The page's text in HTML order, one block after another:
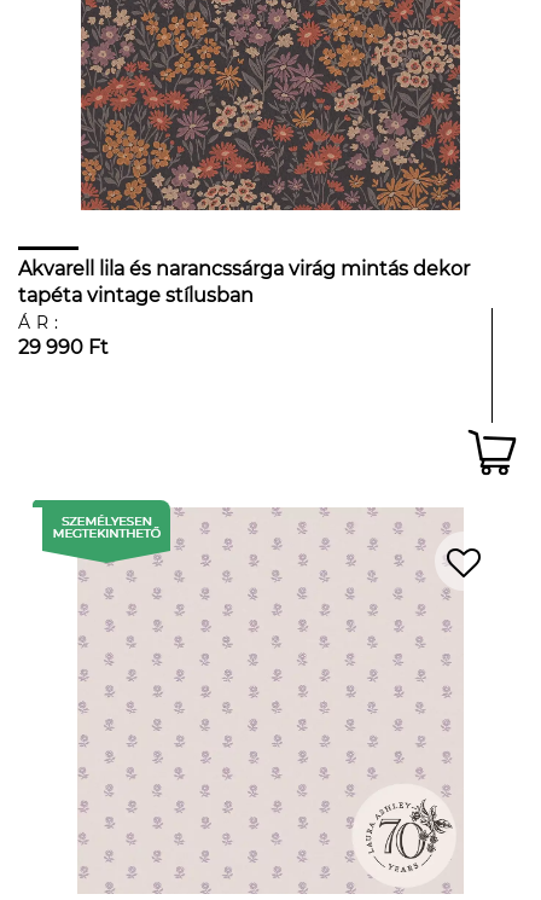
Akvarell lila és narancssárga virág mintás dekor
tapéta vintage stílusban
ÁR:
29 990 Ft